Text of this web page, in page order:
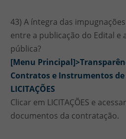
43) A íntegra das
entre a publicação do Edital e
pública?
[Menu
Contratos e Instrumentos
LICITAÇÕES
Clicar em LICITAÇÕES e
documentos da contratação.